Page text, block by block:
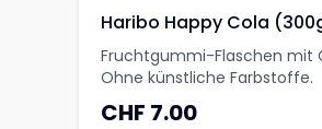
Haribo Happy Cola
Fruchtgummi-Flaschen mit
Ohne künstliche Farbstoffe.
CHF 7.00